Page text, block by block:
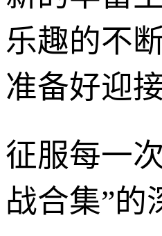
乐趣的不
准备好迎
征服每一
战合集”的